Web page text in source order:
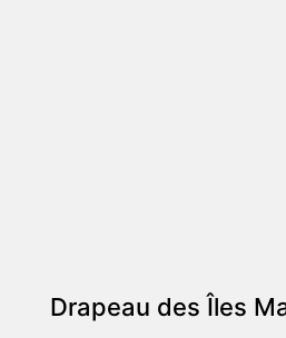
Drapeau des Îles